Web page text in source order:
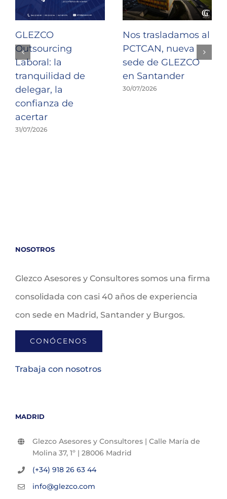
GLEZCO
Outsourcing
Laboral: la
tranquilidad de
delegar, la
confianza de
acertar
31/07/2026
Nos trasladamos al
PCTCAN, nueva
sede de GLEZCO
en Santander
30/07/2026
NOSOTROS
Glezco Asesores y Consultores somos una firma
consolidada con casi 40 años de experiencia
con sede en Madrid, Santander y Burgos.
CONÓCENOS
Trabaja con nosotros
MADRID
Glezco Asesores y Consultores | Calle María de
Molina 37, 1º | 28006 Madrid
(+34) 918 26 63 44
info@glezco.com